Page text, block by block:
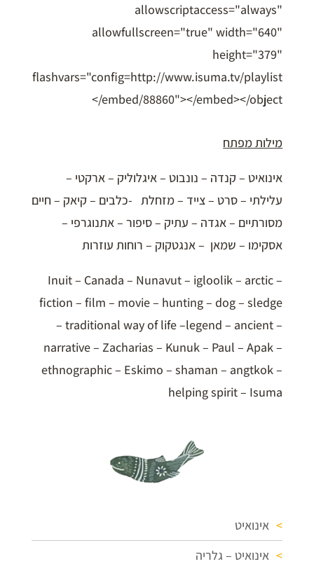
allowscriptaccess="always"
allowfullscreen="true" width="640"
height="379"
flashvars="config=http://www.isuma.tv/playlist
/embed/88860"></embed></object>
מילות מפתח
אינואיט – קנדה – נונבוט – איגלוליק – ארקטי –
עלילתי – סרט – צייד – מזחלת -כלבים – קיאק – חיים
מסורתיים – אגדה – עתיק – סיפור – אתנוגרפי –
אסקימו – שמאן – אנגטקוק – רוחות עוזרות
Inuit – Canada – Nunavut – igloolik – arctic –
fiction – film – movie – hunting – dog – sledge
– traditional way of life –legend – ancient –
narrative – Zacharias – Kunuk – Paul – Apak –
ethnographic – Eskimo – shaman – angtkok –
helping spirit – Isuma
אינואיט
אינואיט – גלריה